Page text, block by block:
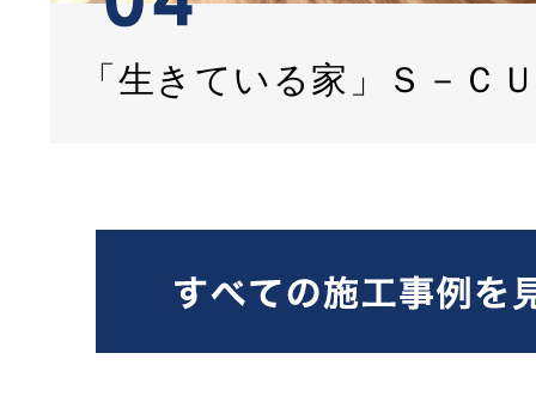
「生きている家」Ｓ－Ｃ